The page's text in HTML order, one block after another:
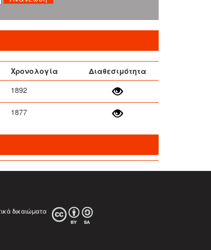
Χρονολογία
Διαθεσιμότητα
1892
1877